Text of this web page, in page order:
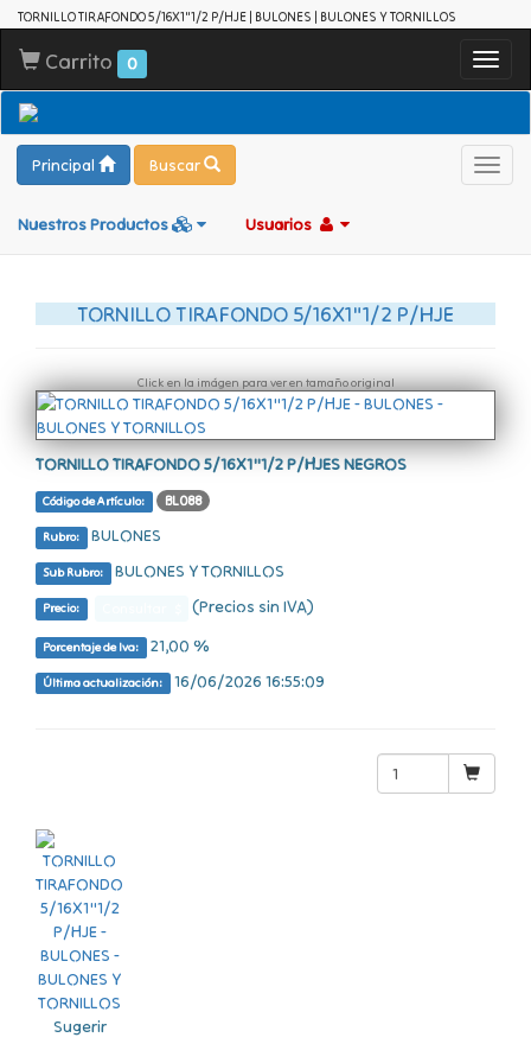
TORNILLO TIRAFONDO 5/16X1"1/2 P/HJE | BULONES | BULONES Y TORNILLOS
Carrito 0
Principal Buscar
Nuestros Productos Usuarios
TORNILLO TIRAFONDO 5/16X1"1/2 P/HJE
Click en la imágen para ver en tamaño original
TORNILLO TIRAFONDO 5/16X1"1/2 P/HJES NEGROS
Código de Artículo: BL088
Rubro: BULONES
Sub Rubro: BULONES Y TORNILLOS
Precio: (Precios sin IVA)
Porcentaje de Iva: 21,00 %
Última actualización: 16/06/2026 16:55:09
Sugerir